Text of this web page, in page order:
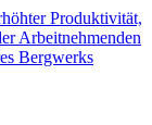
Produktivität,
Arbeitnehmenden
Bergwerks